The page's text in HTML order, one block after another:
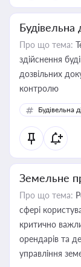
Будівельна
Про що тема:
здійснення
дозвільних
контролю
Будівельна
Земельне
Про що тема:
сфері
критично
орендарів та
управління